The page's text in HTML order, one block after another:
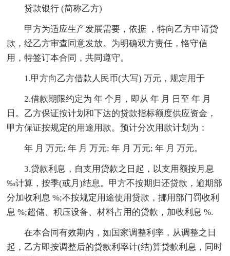
贷款银行 (简称乙方)
甲方为适应生产发展需要，依据 ，特向乙方申请贷
款，经乙方审查同意发放。为明确双方责任，恪守信
用，特签订本合同，共同遵守。
1.甲方向乙方借款人民币(大写) 万元，规定用于
2.借款期限约定为 年 个月，即从 年 月 日至 年 月
日。乙方保证按计划和下达的贷款指标额度供应资金，
甲方保证按规定的用途用款。预计分次用款计划为：
年 月 万元; 年 月 万元; 年 月 万元; 年 月 万元。
3.贷款利息，自支用贷款之日起，以支用额按月息
‰计算，按季(或月)结息。甲方不按期归还贷款，逾期部
分加收利息 %;不按规定用途使用贷款，挪用部门罚收利
息 %;超储、积压设备、材料占用的贷款，加收利息 %.
在本合同有效期内，如国家调整利率，从调整之日
起，乙方即按调整后的贷款利率计(结)算贷款利息，同时